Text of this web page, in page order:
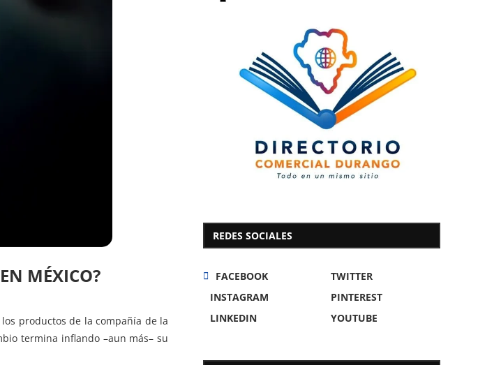
MÉXICO?
productos de la compañía de la
termina inflando –aun más– su
REDES SOCIALES
FACEBOOK
TWITTER
INSTAGRAM
PINTEREST
LINKEDIN
YOUTUBE